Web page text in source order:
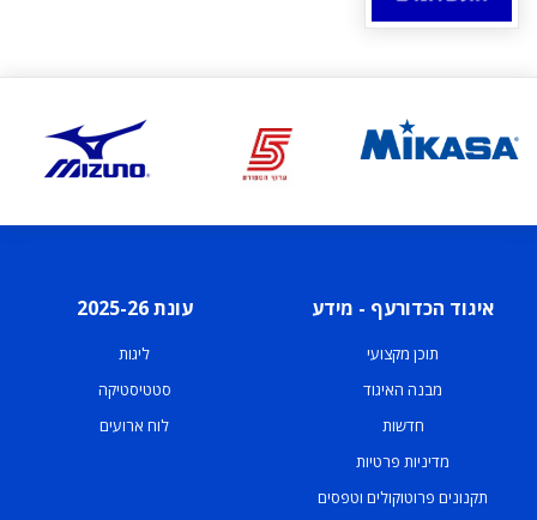
איגוד הכדורעף - מידע
תוכן מקצועי
מבנה האיגוד
חדשות
מדיניות פרטיות
תקנונים פרוטוקולים וטפסים
עונת 2025-26
ליגות
סטטיסטיקה
לוח ארועים